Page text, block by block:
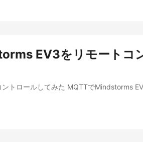
EV3をリモートコ
トロールしてみた MQTTでMindstorms